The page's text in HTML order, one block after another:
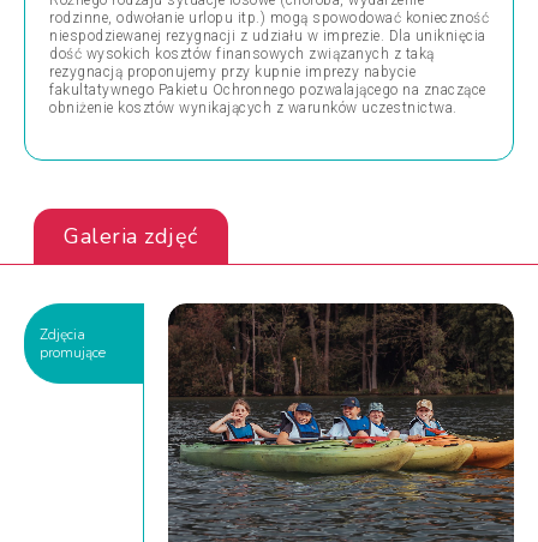
rodzinne, odwołanie urlopu itp.) mogą spowodować konieczność
niespodziewanej rezygnacji z udziału w imprezie. Dla uniknięcia
dość wysokich kosztów finansowych związanych z taką
rezygnacją proponujemy przy kupnie imprezy nabycie
fakultatywnego Pakietu Ochronnego pozwalającego na znaczące
obniżenie kosztów wynikających z warunków uczestnictwa.
Galeria zdjęć
Zdjęcia
promujące